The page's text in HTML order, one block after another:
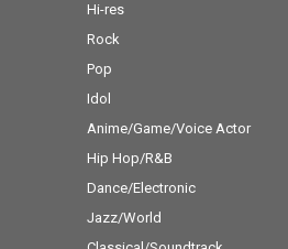
Hi-res
Rock
Pop
Idol
Anime/Game/Voice Actor
Hip Hop/R&B
Dance/Electronic
Jazz/World